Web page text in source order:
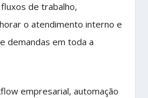
de trabalho,
o atendimento interno e
demandas em toda a
empresarial, automação